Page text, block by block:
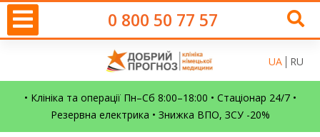
0 800 50 77 57
UA RU
• Клініка та операції Пн–Сб 8:00–18:00 • Стаціонар 24/7 •
Резервна електрика • Знижка ВПО, ЗСУ -20%